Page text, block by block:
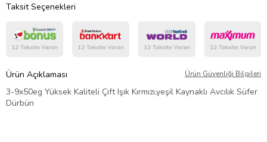
Taksit Seçenekleri
Ürün Açıklaması Ürün Güvenliği Bilgileri
3-9x50eg Yüksek Kaliteli Çıft Işık Kırmızı,yeşil Kaynaklı Avcılık Süfer
Dürbün